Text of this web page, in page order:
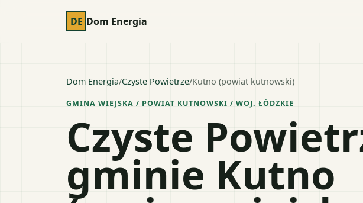
DE Dom Energia
Dom Energia/Czyste Powietrze/Kutno (powiat kutnowski)
GMINA WIEJSKA / POWIAT KUTNOWSKI / WOJ. ŁÓDZKIE
Czyste
gminie Kutno